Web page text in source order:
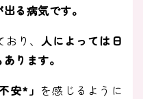
る病気です。
おり、人によっては日
ります。
安*」 を感じるように